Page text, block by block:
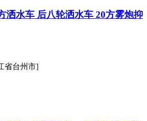
洒水车 后八轮洒水车 20方雾炮抑
省台州市]